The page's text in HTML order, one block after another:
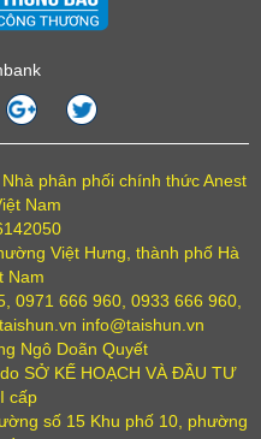
phân phối chính thức Anest
Nam
Việt Hưng, thành phố Hà
Nam
0971 666 960, 0933 666 960,
info@taishun.vn
Ngô Doãn Quyết
SỞ KẾ HOẠCH VÀ ĐẦU TƯ
cấp
số 15 Khu phố 10, phường